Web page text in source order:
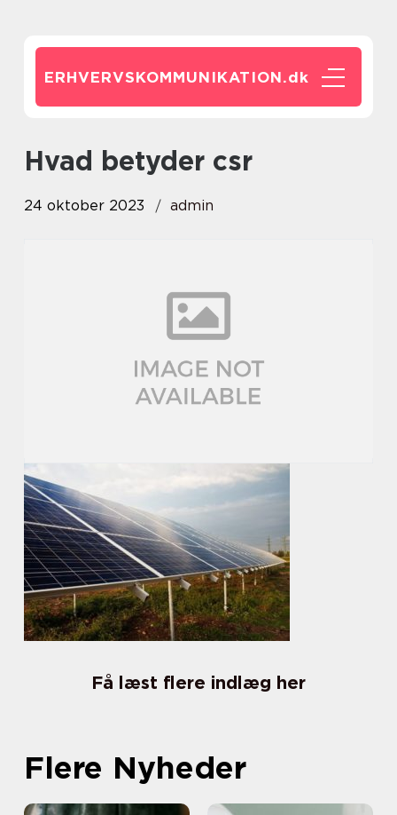
ERHVERVSKOMMUNIKATION.dk
hvad betyder csr
24 oktober 2023 admin
Få læst flere indlæg her
Flere Nyheder